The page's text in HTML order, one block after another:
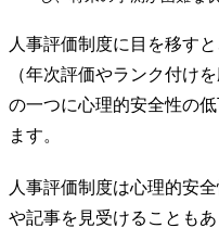
人事評価制度に目を移す
（年次評価やランク付け
の一つに心理的安全性の
ます。
人事評価制度は心理的安
や記事を見受けることもあ